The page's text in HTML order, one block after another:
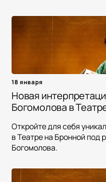
18 января
Новая
Богомолова в
Откройте для себя
в Театре на Бронной под
Богомолова.